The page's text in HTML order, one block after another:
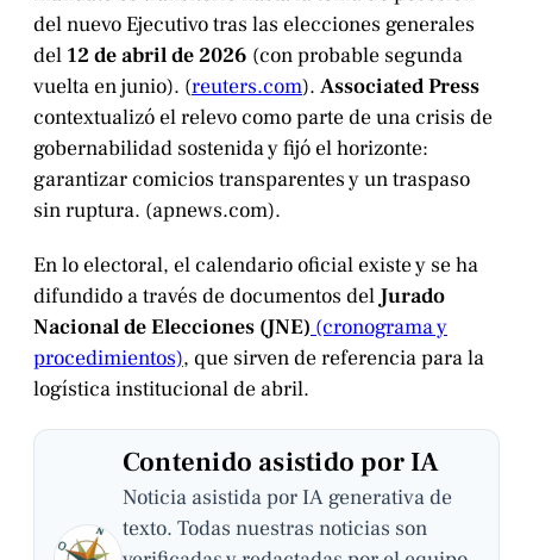
del nuevo Ejecutivo tras las elecciones generales
del 12 de abril de 2026 (con probable segunda
vuelta en junio). (reuters.com). Associated Press
contextualizó el relevo como parte de una crisis de
gobernabilidad sostenida y fijó el horizonte:
garantizar comicios transparentes y un traspaso
sin ruptura. (apnews.com).
En lo electoral, el calendario oficial existe y se ha
difundido a través de documentos del Jurado
Nacional de Elecciones (JNE) (cronograma y
procedimientos), que sirven de referencia para la
logística institucional de abril.
Contenido asistido por IA
Noticia asistida por IA generativa de
texto. Todas nuestras noticias son